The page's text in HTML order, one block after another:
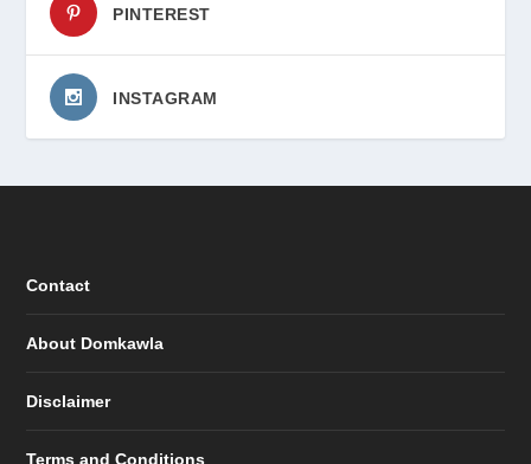
PINTEREST
INSTAGRAM
Contact
About Domkawla
Disclaimer
Terms and Conditions